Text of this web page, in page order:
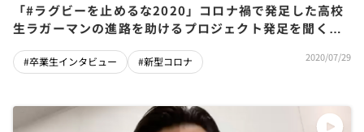
「#ラグビーを止めるな2020」コロナ禍で発足した高校
生ラガーマンの進路を助けるプロジェクト発足を聞く
#卒業生インタビュー #新型コロナ 2020/07/29